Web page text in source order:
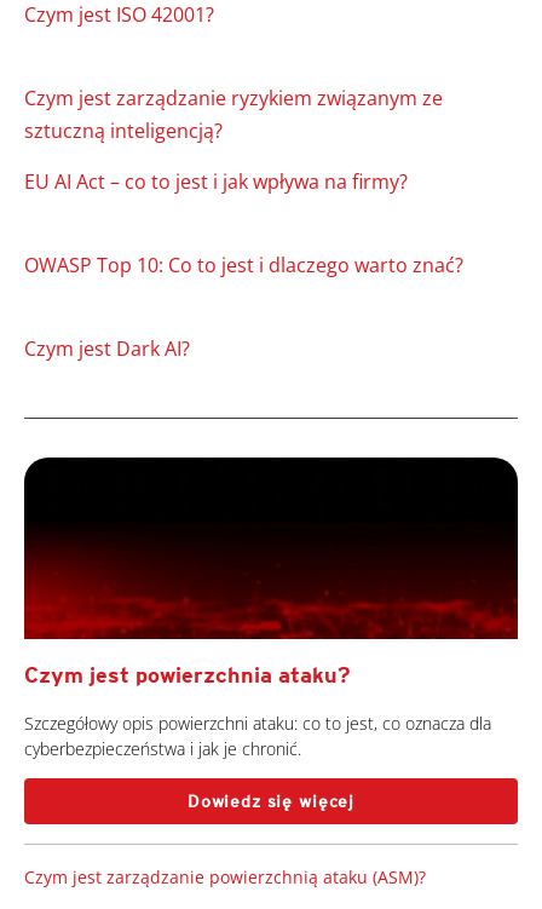
Czym jest ISO 42001?
Czym jest zarządzanie ryzykiem związanym ze
sztuczną inteligencją?
EU AI Act – co to jest i jak wpływa na firmy?
OWASP Top 10: Co to jest i dlaczego warto znać?
Czym jest Dark AI?
Czym jest powierzchnia ataku?
Szczegółowy opis powierzchni ataku: co to jest, co oznacza dla
cyberbezpieczeństwa i jak je chronić.
Dowiedz się więcej
Czym jest zarządzanie powierzchnią ataku (ASM)?